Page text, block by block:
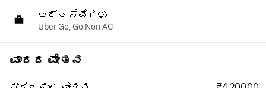
ಅರ್ಹ ಸೇವೆಗಳು
Uber Go, Go Non AC
ವಾರದ ವೇತನ